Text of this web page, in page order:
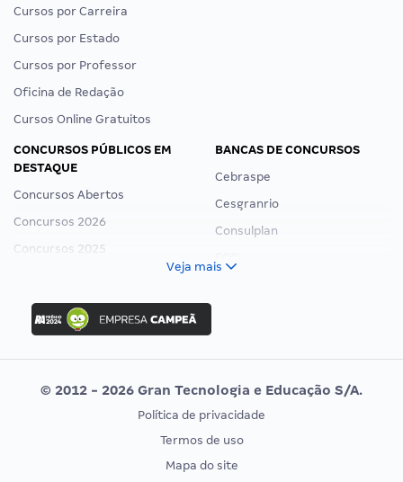
Cursos por Carreira
Cursos por Estado
Cursos por Professor
Oficina de Redação
Cursos Online Gratuitos
CONCURSOS PÚBLICOS EM
DESTAQUE
Concursos Abertos
Concursos 2026
Concursos 2025
Concurso Ibama
Concurso MPU
Editais publicados
BANCAS DE CONCURSOS
Cebraspe
Cesgranrio
Consulplan
Vunesp
CONCURSOS POR PROFISSÃO
EXAME DE ORDEM
Veja mais
© 2012 - 2026 Gran Tecnologia e Educação S/A.
Política de privacidade
Termos de uso
Mapa do site